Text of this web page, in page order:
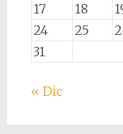
17
18
24
25
31
« Dic